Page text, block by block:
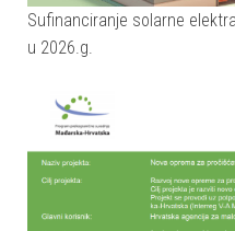
Sufinanciranje solarne
u 2026.g.